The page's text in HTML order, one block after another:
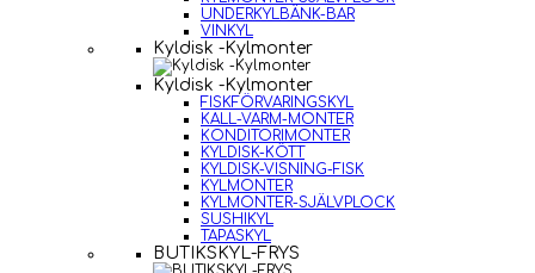
UNDERKYLBÄNK-BAR
VINKYL
Kyldisk -Kylmonter
Kyldisk -Kylmonter
FISKFÖRVARINGSKYL
KALL-VARM-MONTER
KONDITORIMONTER
KYLDISK-KÖTT
KYLDISK-VISNING-FISK
KYLMONTER
KYLMONTER-SJÄLVPLOCK
SUSHIKYL
TAPASKYL
BUTIKSKYL-FRYS